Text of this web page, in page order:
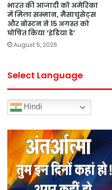
भारत की आजादी को अमेरिका
में मिला सम्मान, मैसाचुसेट्स
और बोस्टन ने 15 अगस्त को
घोषित किया ‘इंडिया डे’
August 5, 2026
Select Language
Hindi